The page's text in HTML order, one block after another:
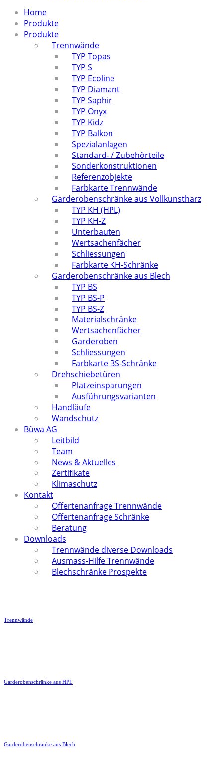
Home
Produkte
Produkte
Trennwände
TYP Topas
TYP S
TYP Ecoline
TYP Diamant
TYP Saphir
TYP Onyx
TYP Kidz
TYP Balkon
Spezialanlagen
Standard- / Zubehörteile
Sonderkonstruktionen
Referenzobjekte
Farbkarte Trennwände
Garderobenschränke aus Vollkunstharz
TYP KH (HPL)
TYP KH-Z
Unterbauten
Wertsachenfächer
Schliessungen
Farbkarte KH-Schränke
Garderobenschränke aus Blech
TYP BS
TYP BS-P
TYP BS-Z
Materialschränke
Wertsachenfächer
Garderoben
Schliessungen
Farbkarte BS-Schränke
Drehschiebetüren
Platzeinsparungen
Ausführungsvarianten
Handläufe
Wandschutz
Büwa AG
Leitbild
Team
News & Aktuelles
Zertifikate
Klimaschutz
Kontakt
Offertenanfrage Trennwände
Offertenanfrage Schränke
Beratung
Downloads
Trennwände diverse Downloads
Ausmass-Hilfe Trennwände
Blechschränke Prospekte
Trennwände
Garderobenschränke aus HPL
Garderobenschränke aus Blech